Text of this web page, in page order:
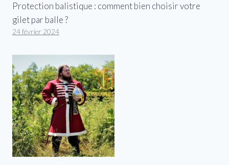
Protection balistique : comment bien choisir votre
gilet par balle ?
24 février 2024